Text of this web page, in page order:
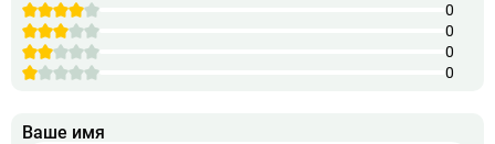
0
0
0
0
Ваше имя